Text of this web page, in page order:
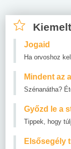
Jogaid
Ha orvoshoz
Mindent az
Szénanátha?
Győzd le a
Tippek, hogy
Elsősegély